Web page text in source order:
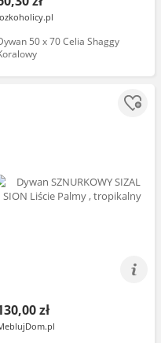
50 x 70 Celia Shaggy
zł